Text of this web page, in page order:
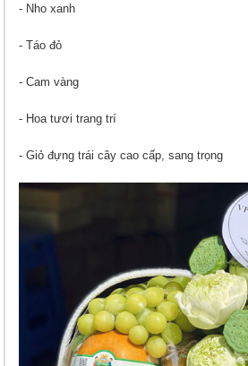
- Nho xanh
- Táo đỏ
- Cam vàng
- Hoa tươi trang trí
- Giỏ đựng trái cây cao cấp, sang trọng